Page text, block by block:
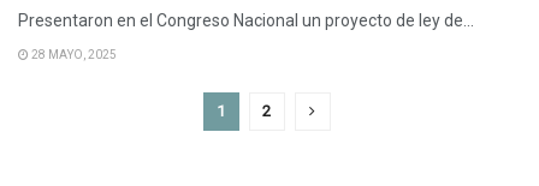
Presentaron en el Congreso Nacional un proyecto de ley de...
28 MAYO, 2025
1 2